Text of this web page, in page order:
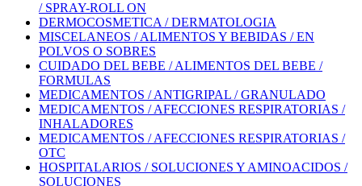
/ SPRAY-ROLL ON
DERMOCOSMETICA / DERMATOLOGIA
MISCELANEOS / ALIMENTOS Y BEBIDAS / EN
POLVOS O SOBRES
CUIDADO DEL BEBE / ALIMENTOS DEL BEBE /
FORMULAS
MEDICAMENTOS / ANTIGRIPAL / GRANULADO
MEDICAMENTOS / AFECCIONES RESPIRATORIAS /
INHALADORES
MEDICAMENTOS / AFECCIONES RESPIRATORIAS /
OTC
HOSPITALARIOS / SOLUCIONES Y AMINOACIDOS /
SOLUCIONES